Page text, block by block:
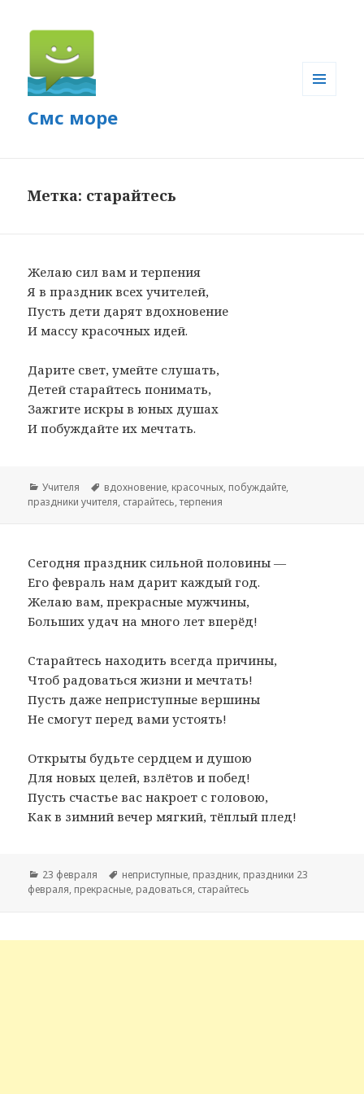
Смс море
Метка: старайтесь
Желаю сил вам и терпения
Я в праздник всех учителей,
Пусть дети дарят вдохновение
И массу красочных идей.
Дарите свет, умейте слушать,
Детей старайтесь понимать,
Зажгите искры в юных душах
И побуждайте их мечтать.
Рубрики
Учителя Метки
вдохновение, красочных, побуждайте,
праздники учителя, старайтесь,терпения
Сегодня праздник сильной половины —
Его февраль нам дарит каждый год.
Желаю вам, прекрасные мужчины,
Больших удач на много лет вперёд!
Старайтесь находить всегда причины,
Чтоб радоваться жизни и мечтать!
Пусть даже неприступные вершины
Не смогут перед вами устоять!
Открыты будьте сердцем и душою
Для новых целей, взлётов и побед!
Пусть счастье вас накроет с головою,
Как в зимний вечер мягкий, тёплый плед!
Рубрики
23 февраля Метки
неприступные, праздник, праздники 23
февраля, прекрасные, радоваться, старайтесь